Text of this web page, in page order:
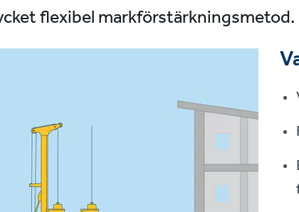
flexibel markförstärkningsmetod.